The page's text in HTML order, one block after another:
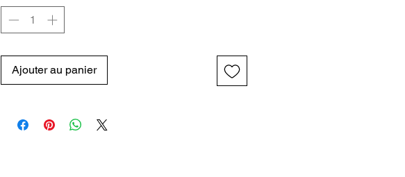
Ajouter au panier